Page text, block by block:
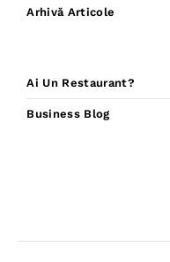
Arhivă Articole
Ai Un Restaurant?
Business Blog